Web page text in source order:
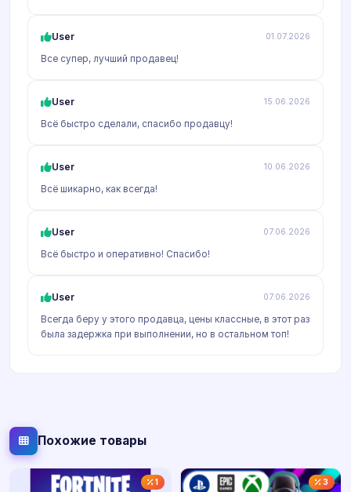
User 01.07.2026
Все супер, лучший продавец!
User 15.06.2026
Всё быстро сделали, спасибо продавцу!
User 10.06.2026
Всё шикарно, как всегда!
User 07.06.2026
Всё быстро и оперативно! Спасибо!
User 07.06.2026
Всегда беру у этого продавца, цены классные, в этот раз
была задержка при выполнении, но в остальном топ!
Похожие товары
1 3